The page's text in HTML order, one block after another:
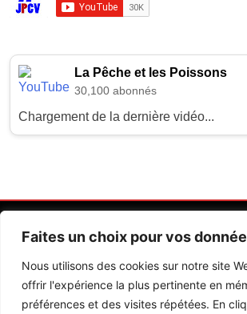
Faites un choix pour vos
Nous utilisons des cookies sur notre site
offrir l'expérience la plus pertinente en
préférences et des visites répétées. En
La Pêche et les Poissons
30,100 abonnés
Chargement de la dernière vidéo...